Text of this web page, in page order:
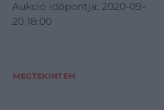
Aukció időpontja: 2020-09-
20 18:00
MEGTEKINTEM